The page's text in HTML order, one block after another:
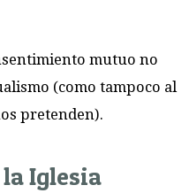
mutuo no
(como tampoco al
pretenden).
Iglesia